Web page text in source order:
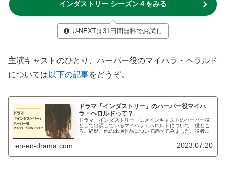
インダストリー シーズン４をみる
U-NEXTは31日間無料でお試し
主演キャストのひとり、ハーパー役のマイハラ・ヘラルド
については 以下の記事をどうぞ。
ドラマ「インダストリー」のハーパー役マイハ
ラ・ヘロルドって？
ドラマ「インダストリー」にメインキャストのハーパー役
として出演しているマイハラ・ヘロルドについて、役どこ
ろ、経歴、他の出演作品について調べてみました。役者と
en-en-drama.com 2023.07.20